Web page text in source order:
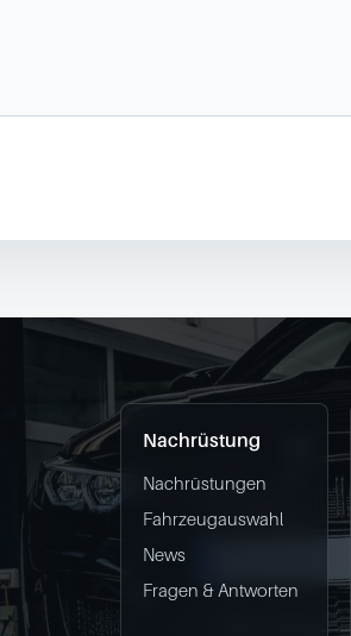
Nachrüstung
Nachrüstungen
Fahrzeugauswahl
News
Fragen & Antworten